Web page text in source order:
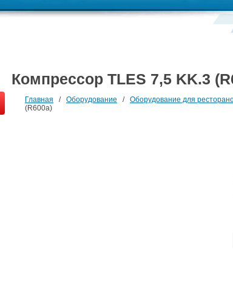
Компрессор TLES 7,5 KK.3
Главная / Оборудование / Оборудование для
(R600a)